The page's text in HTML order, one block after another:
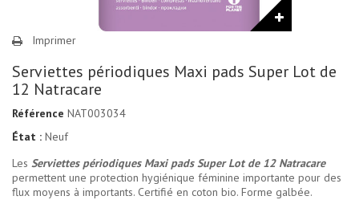
Imprimer
Serviettes périodiques Maxi pads Super Lot de
12 Natracare
Référence NAT003034
État : Neuf
Les Serviettes périodiques Maxi pads Super Lot de 12 Natracare
permettent une protection hygiénique féminine importante pour des
flux moyens à importants. Certifié en coton bio. Forme galbée.